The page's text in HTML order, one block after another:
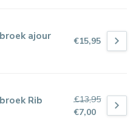
ajour €15,95
Rib
€13,95
€7,00